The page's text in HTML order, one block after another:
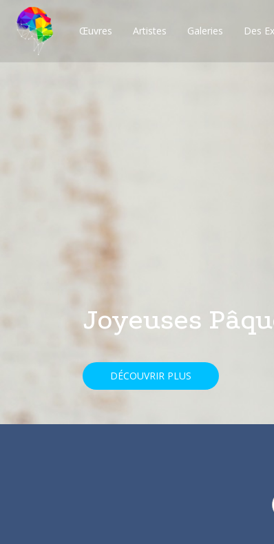
Œuvres Artistes Galeries Des
Des milliers
avec une
DÉCOUVRIR PLUS